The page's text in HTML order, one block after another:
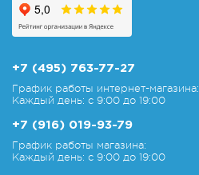
+7 (495) 763-77-27
График работы интернет-магазина:
Каждый день: с 9:00 до 19:00
+7 (916) 019-93-79
График работы магазина:
Каждый день: с 9:00 до 19:00